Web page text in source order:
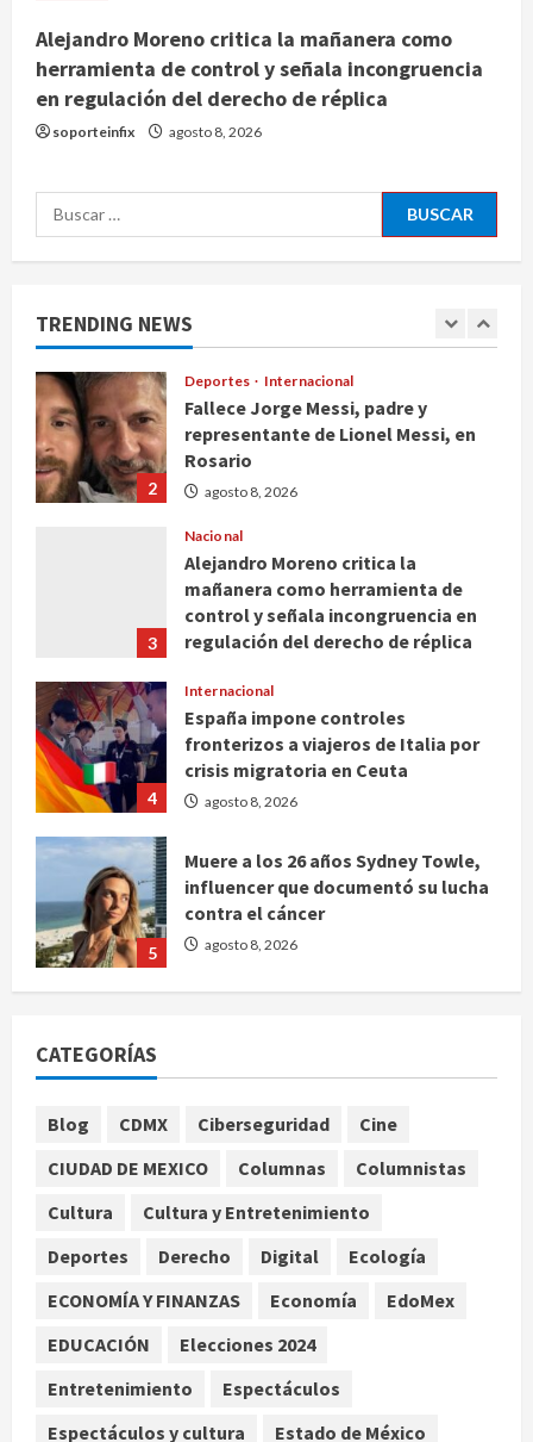
Alejandro Moreno critica la mañanera como
herramienta de control y señala incongruencia
en regulación del derecho de réplica
soporteinfix agosto 8, 2026
Buscar:
TRENDING NEWS
Muere a los 26 años Sydney Towle,
influencer que documentó su lucha
contra el cáncer
1
2
Deportes Internacional
Fallece Jorge Messi, padre y
representante de Lionel Messi, en
Rosario
agosto 8, 2026
3
Nacional
Alejandro Moreno critica la
mañanera como herramienta de
control y señala incongruencia en
regulación del derecho de réplica
4
Internacional
España impone controles
fronterizos a viajeros de Italia por
crisis migratoria en Ceuta
agosto 8, 2026
5
Muere a los 26 años Sydney Towle,
influencer que documentó su lucha
contra el cáncer
agosto 8, 2026
Cuernavaca
Fallece Jorge Messi, padre y
representante de Lionel Messi, en
agosto 8, 2026
Nacional
Alejandro Moreno critica la
control y señala incongruencia en
CATEGORÍAS
Blog CDMX Ciberseguridad
Cine
CIUDAD DE MEXICO
Columnas
Columnistas
Cultura
Cultura y Entretenimiento
Deportes
Derecho Digital
Ecología
ECONOMÍA Y FINANZAS
Economía
EdoMex
EDUCACIÓN
Elecciones 2024
Entretenimiento
Espectáculos
Espectáculos y cultura
Estado de México